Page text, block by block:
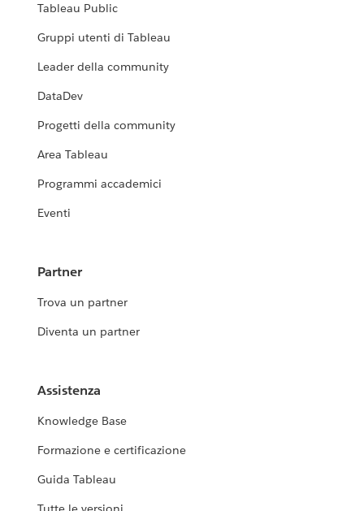
Tableau Public
Gruppi utenti di Tableau
Leader della community
DataDev
Progetti della community
Area Tableau
Programmi accademici
Eventi
Partner
Trova un partner
Diventa un partner
Assistenza
Knowledge Base
Formazione e certificazione
Guida Tableau